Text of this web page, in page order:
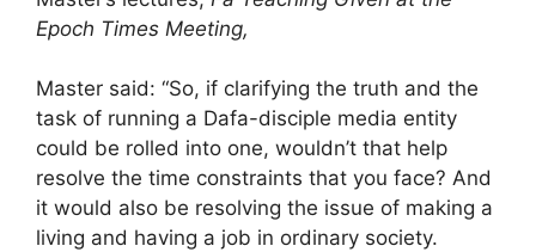
Epoch Times Meeting,
Master said: “So, if clarifying the truth and the
task of running a Dafa-disciple media entity
could be rolled into one, wouldn’t that help
resolve the time constraints that you face? And
it would also be resolving the issue of making a
living and having a job in ordinary society.